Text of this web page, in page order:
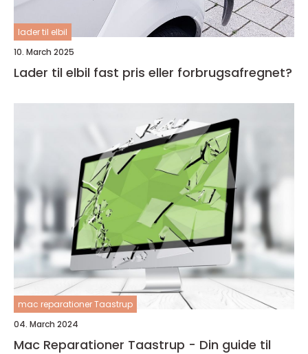
lader til elbil
10. March 2025
Lader til elbil fast pris eller forbrugsafregnet?
mac reparationer Taastrup
04. March 2024
Mac Reparationer Taastrup - Din guide til